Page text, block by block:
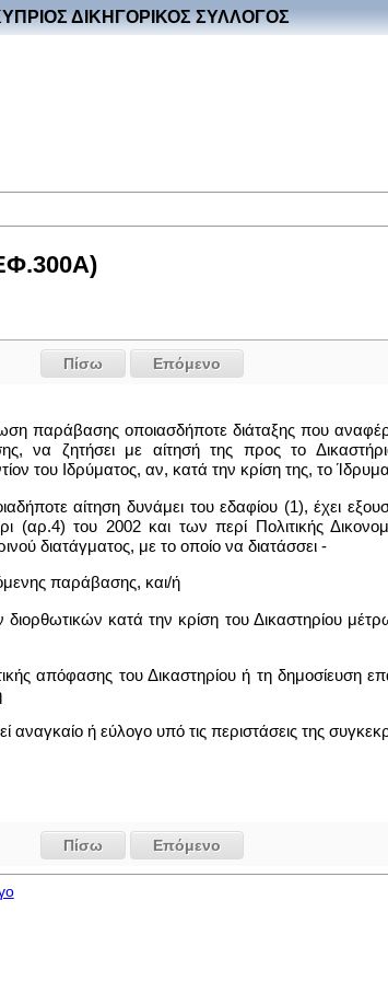
ΔΙΚΗΓΟΡΙΚΟΣ ΣΥΛΛΟΓΟΣ
Πίσω
Επόμενο
παράβασης οποιασδήποτε διάταξης που
να ζητήσει με αίτησή της προς το
του Ιδρύματος, αν, κατά την κρίση της, το
αίτηση δυνάμει του εδαφίου (1), έχει
του 2002 και των περί Πολιτικής
διατάγματος, με το οποίο να διατάσσει -
παράβασης, και/ή
διορθωτικών κατά την κρίση του Δικαστηρίου
απόφασης του Δικαστηρίου ή τη δημοσίευση
αναγκαίο ή εύλογο υπό τις περιστάσεις της
Πίσω Επόμενο